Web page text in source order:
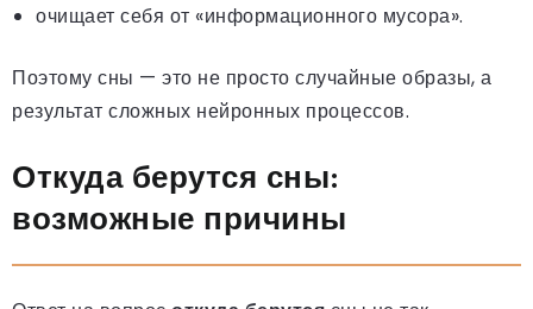
очищает себя от «информационного мусора».
Поэтому сны — это не просто случайные образы, а
результат сложных нейронных процессов.
Откуда берутся сны:
возможные причины